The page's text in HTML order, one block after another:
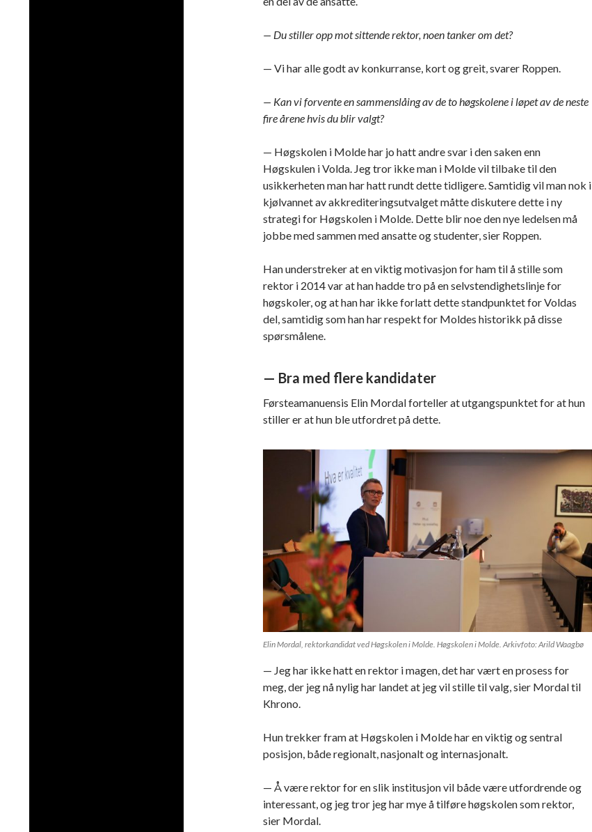
— Du stiller opp mot sittende rektor, noen tanker om det?
— Vi har alle godt av konkurranse, kort og greit, svarer Roppen.
— Kan vi forvente en sammenslåing av de to høgskolene i løpet av de neste
fire årene hvis du blir valgt?
— Høgskolen i Molde har jo hatt andre svar i den saken enn
Høgskulen i Volda. Jeg tror ikke man i Molde vil tilbake til den
usikkerheten man har hatt rundt dette tidligere. Samtidig vil man nok i
kjølvannet av akkrediteringsutvalget måtte diskutere dette i ny
strategi for Høgskolen i Molde. Dette blir noe den nye ledelsen må
jobbe med sammen med ansatte og studenter, sier Roppen.
Han understreker at en viktig motivasjon for ham til å stille som
rektor i 2014 var at han hadde tro på en selvstendighetslinje for
høgskoler, og at han har ikke forlatt dette standpunktet for Voldas
del, samtidig som han har respekt for Moldes historikk på disse
spørsmålene.
— Bra med flere kandidater
Førsteamanuensis Elin Mordal forteller at utgangspunktet for at hun
stiller er at hun ble utfordret på dette.
Elin Mordal, rektorkandidat ved Høgskolen i Molde. Høgskolen i Molde. Arkivfoto: Arild Waagbø
— Jeg har ikke hatt en rektor i magen, det har vært en prosess for
meg, der jeg nå nylig har landet at jeg vil stille til valg, sier Mordal til
Khrono.
Hun trekker fram at Høgskolen i Molde har en viktig og sentral
posisjon, både regionalt, nasjonalt og internasjonalt.
— Å være rektor for en slik institusjon vil både være utfordrende og
interessant, og jeg tror jeg har mye å tilføre høgskolen som rektor,
sier Mordal.